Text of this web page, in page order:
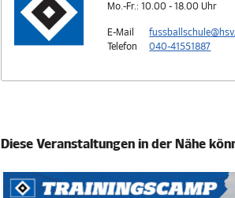
Mo.-Fr.: 10.00 - 18.00 Uhr
E-Mail
Telefon
040-41551887
Diese Veranstaltungen in der Nähe